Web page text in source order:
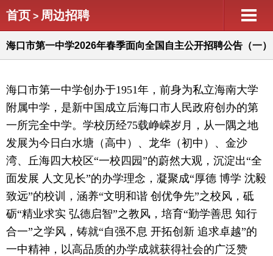
首页 > 周边招聘
海口市第一中学2026年春季面向全国自主公开招聘公告（一）
海口市第一中学创办于1951年，前身为私立海南大学
附属中学，是新中国成立后海口市人民政府创办的第
一所完全中学。学校历经75载峥嵘岁月，从一隅之地
发展为今日白水塘（高中）、龙华（初中）、金沙
湾、丘海四大校区“一校四园”的蔚然大观，沉淀出“全
面发展 人文见长”的办学理念，凝聚成“厚德 博学 沈毅
致远”的校训，涵养“文明和谐 创优争先”之校风，砥
砺“精业求实 弘德启智”之教风，培育“勤学善思 知行
合一”之学风，铸就“自强不息 开拓创新 追求卓越”的
一中精神，以高品质的办学成就获得社会的广泛赞